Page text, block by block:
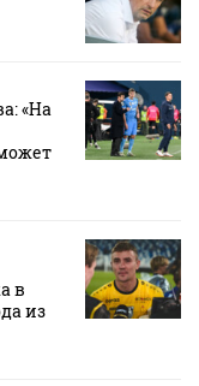
«На
в
из